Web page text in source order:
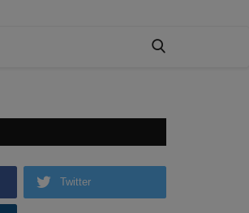
Twitter